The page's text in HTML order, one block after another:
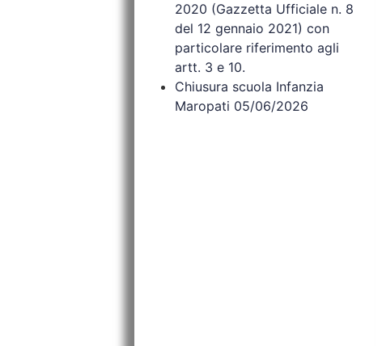
2020 (Gazzetta Ufficiale n. 8
del 12 gennaio 2021) con
particolare riferimento agli
artt. 3 e 10.
Chiusura scuola Infanzia
Maropati 05/06/2026